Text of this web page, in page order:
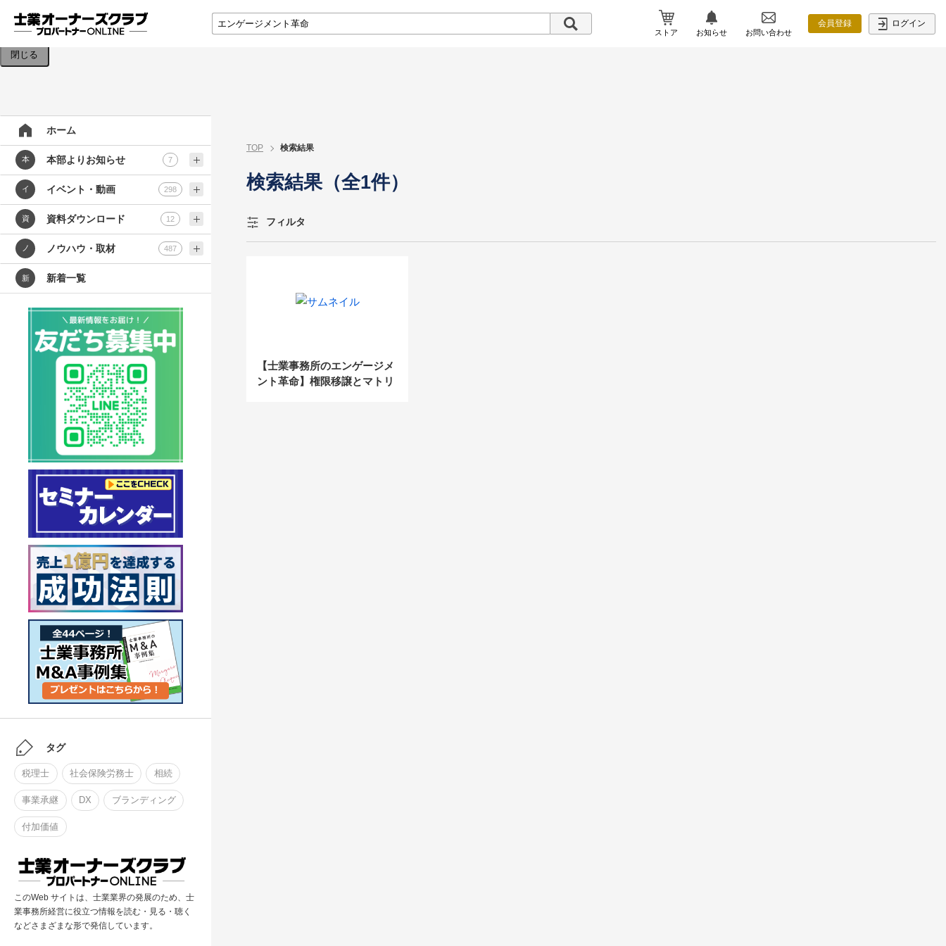
ストア お知らせ お問い合わせ
会員登録 ログイン
検索条件を入力してください。
閉じる
ホーム
本 本部よりお知らせ 7
イ イベント・動画 298
資 資料ダウンロード 12
ノ ノウハウ・取材 487
新 新着一覧
タグ
税理士 社会保険労務士 相続
事業承継 DX ブランディング
付加価値
このWeb サイトは、士業業界の発展のため、士
業事務所経営に役立つ情報を読む・見る・聴く
などさまざまな形で発信しています。
TOP 検索結果
検索結果（全1件）
フィルタ
【士業事務所のエンゲージメ
ント革命】権限移譲とマトリ